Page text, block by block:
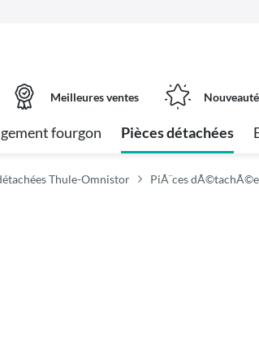
Meilleures ventes
fourgon Pièces détachées
Thule-Omnistor PiÃ¨ces